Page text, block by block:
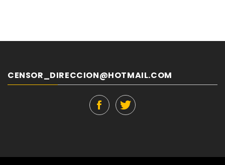
CENSOR_DIRECCION@HOTMAIL.COM